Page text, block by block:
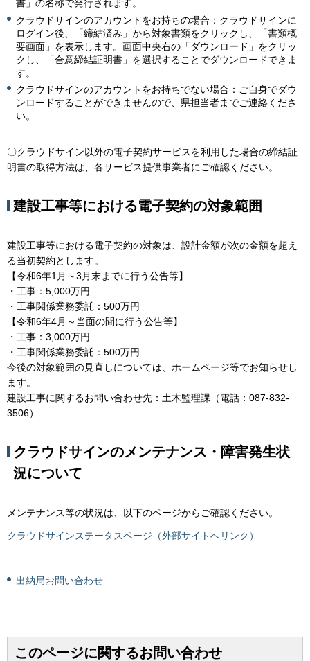
書」の名称で発行されます。
クラウドサインのアカウントをお持ちの場合：クラウドサインに
ログイン後、「締結済み」から対象書類をクリックし、「書類概
要画面」を表示します。画面中央右の「ダウンロード」をクリッ
クし、「合意締結証明書」を選択することでダウンロードできま
す。
クラウドサインのアカウントをお持ちでない場合：ご自身でダウ
ンロードすることができませんので、県担当者までご連絡くださ
い。
〇クラウドサイン以外の電子契約サービスを利用した場合の締結証
明書の取得方法は、各サービス提供事業者にご確認ください。
建設工事等における電子契約の対象範囲
建設工事等における電子契約の対象は、設計金額が次の金額を超え
る当初契約とします。
【令和6年1月～3月末までに行う公告等】
・工事：5,000万円
・工事関係業務委託：500万円
【令和6年4月～当面の間に行う公告等】
・工事：3,000万円
・工事関係業務委託：500万円
今後の対象範囲の見直しについては、ホームページ等でお知らせし
ます。
建設工事に関するお問い合わせ先：土木監理課（電話：087-832-
3506）
クラウドサインのメンテナンス・障害発生状
況について
メンテナンス等の状況は、以下のページからご確認ください。
クラウドサインステータスページ（外部サイトへリンク）
出納局お問い合わせ
このページに関するお問い合わせ